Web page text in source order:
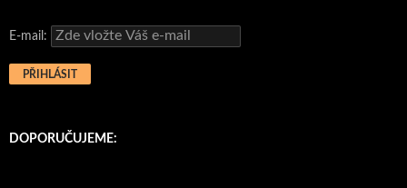
E-mail:
DOPORUČUJEME: